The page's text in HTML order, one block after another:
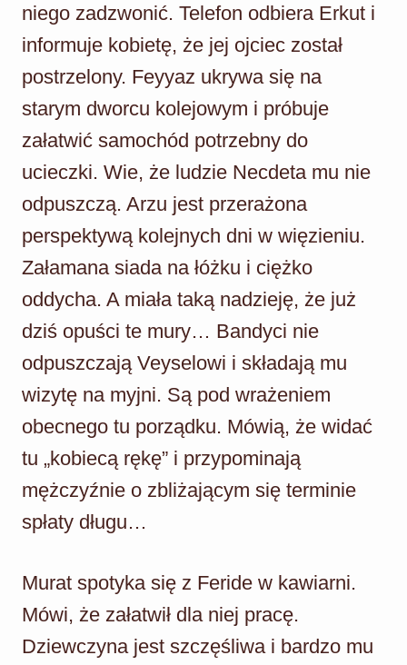
niego zadzwonić. Telefon odbiera Erkut i
informuje kobietę, że jej ojciec został
postrzelony. Feyyaz ukrywa się na
starym dworcu kolejowym i próbuje
załatwić samochód potrzebny do
ucieczki. Wie, że ludzie Necdeta mu nie
odpuszczą. Arzu jest przerażona
perspektywą kolejnych dni w więzieniu.
Załamana siada na łóżku i ciężko
oddycha. A miała taką nadzieję, że już
dziś opuści te mury… Bandyci nie
odpuszczają Veyselowi i składają mu
wizytę na myjni. Są pod wrażeniem
obecnego tu porządku. Mówią, że widać
tu „kobiecą rękę” i przypominają
mężczyźnie o zbliżającym się terminie
spłaty długu…
Murat spotyka się z Feride w kawiarni.
Mówi, że załatwił dla niej pracę.
Dziewczyna jest szczęśliwa i bardzo mu